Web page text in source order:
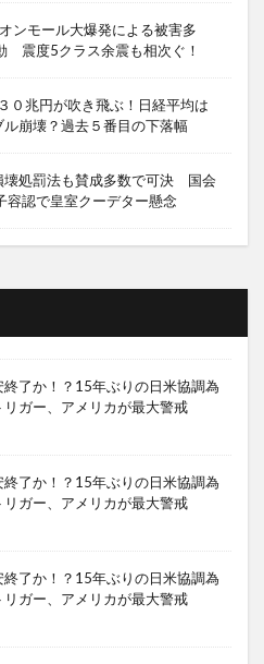
ンモール大爆発による被害多
震度5クラス余震も相次ぐ！
０兆円が吹き飛ぶ！日経平均は
崩壊？過去５番目の下落幅
壊処罰法も賛成多数で可決 国会
認で皇室クーデター懸念
終了か！？15年ぶりの日米協調為
ガー、アメリカが最大警戒
終了か！？15年ぶりの日米協調為
ガー、アメリカが最大警戒
終了か！？15年ぶりの日米協調為
ガー、アメリカが最大警戒